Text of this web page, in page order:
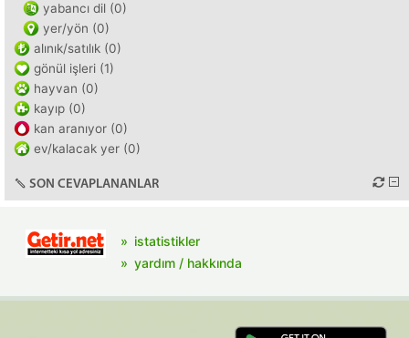
yabancı dil (0)
yer/yön (0)
alınık/satılık (0)
gönül işleri (1)
hayvan (0)
kayıp (0)
kan aranıyor (0)
ev/kalacak yer (0)
SON CEVAPLANANLAR
istatistikler
yardım / hakkında